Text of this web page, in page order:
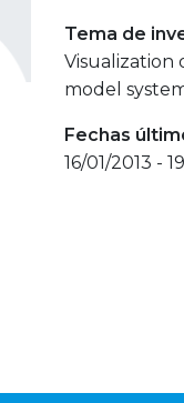
Tema de
Visualization
model
Fechas
16/01/2013 -